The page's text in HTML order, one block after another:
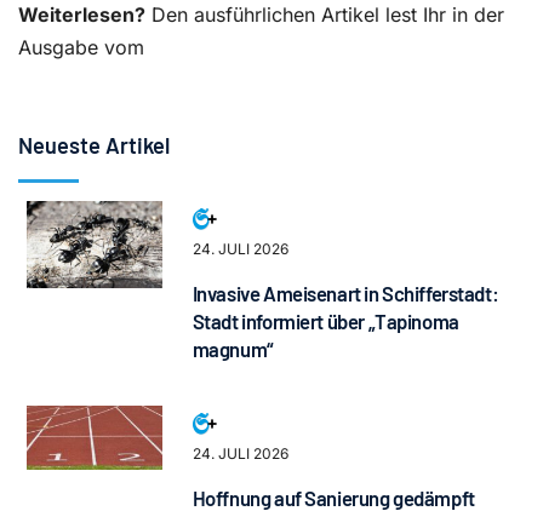
Weiterlesen? Den ausführlichen Artikel lest Ihr in der
Ausgabe vom
Neueste Artikel
24. JULI 2026
Invasive Ameisenart in Schifferstadt:
Stadt informiert über „Tapinoma
magnum“
24. JULI 2026
Hoffnung auf Sanierung gedämpft